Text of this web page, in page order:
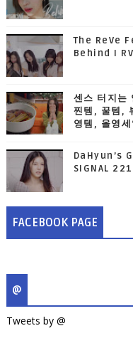
The ReVe
Behind I
센스 터지는
찐템, 꿀템,
영템, 올영세
DaHyun’s
SIGNAL
FACEBOOK PAGE
@
Tweets by @